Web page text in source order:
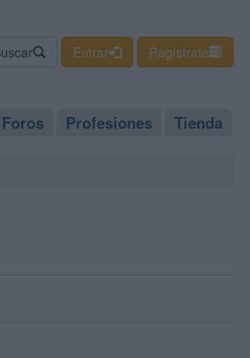
Entrar Regístrate
Foros Profesiones Tienda